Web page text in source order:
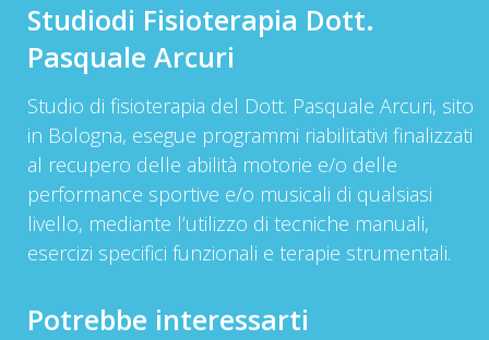
Studiodi Fisioterapia Dott.
Pasquale Arcuri
Studio di fisioterapia del Dott. Pasquale Arcuri, sito
in Bologna, esegue programmi riabilitativi finalizzati
al recupero delle abilità motorie e/o delle
performance sportive e/o musicali di qualsiasi
livello, mediante l’utilizzo di tecniche manuali,
esercizi specifici funzionali e terapie strumentali.
Potrebbe interessarti